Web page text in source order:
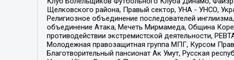
Щелковского района, Правый сектор, УНА - УНСО,
Религиозное объединение последователей
объединение Атака, Мечеть Мирмамеда, Община
противодействии экстремистской деятельности,
Молодежная правозащитная группа МПГ, Курсом
Благотворительный пансионат Ак Умут, Русская